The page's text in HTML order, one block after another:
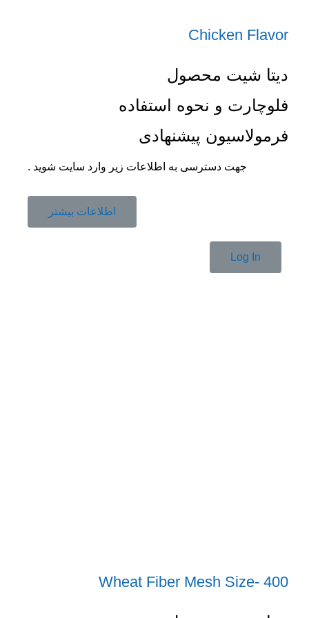
Chicken Flavor
دیتا شیت محصول
فلوچارت و نحوه استفاده
فرمولاسیون پیشنهادی
جهت دسترسی به اطلاعات زیر وارد سایت شوید .
اطلاعات بیشتر
Log In
Wheat Fiber Mesh Size- 400